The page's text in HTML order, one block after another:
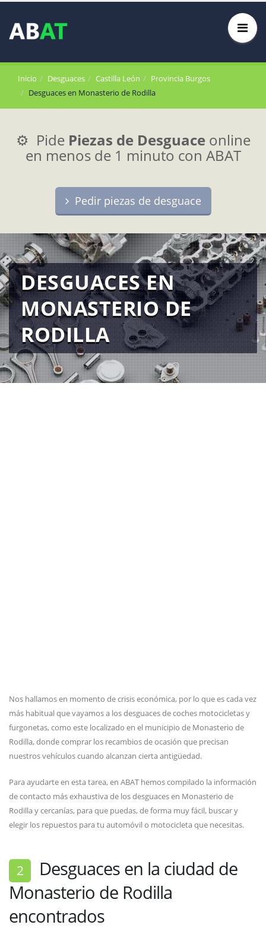
Inicio Desguaces Castilla León
Provincia Burgos
Desguaces en Monasterio de Rodilla
⚙️ Pide Piezas de Desguace online
en menos de 1 minuto con ABAT
Pedir piezas de desguace
DESGUACES EN
MONASTERIO DE
RODILLA
Nos hallamos en momento de crisis económica, por lo que es cada vez
más habitual que vayamos a los desguaces de coches motocicletas y
furgonetas, como este localizado en el municipio de Monasterio de
Rodilla, donde comprar los recambios de ocasión que precisan
nuestros vehículos cuando alcanzan cierta antigüedad.
Para ayudarte en esta tarea, en ABAT hemos compilado la información
de contacto más exhaustiva de los desguaces en Monasterio de
Rodilla y cercanías, para que puedas, de forma muy fácil, buscar y
elegir los repuestos para tu automóvil o motocicleta que necesitas.
2 Desguaces en la ciudad de
Monasterio de Rodilla
encontrados